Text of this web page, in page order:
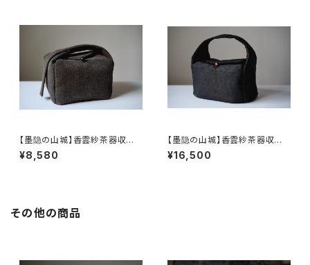
【墨隐の山城】香雲紗茶器収納
バッグ 「内袋分離式のアウトドア
ティーバッグ」
¥8,580
【墨隐の山城】香雲紗茶器収納
バッグ 「内袋分離式のアウトドア
ティーバッグ」
¥16,500
その他の商品